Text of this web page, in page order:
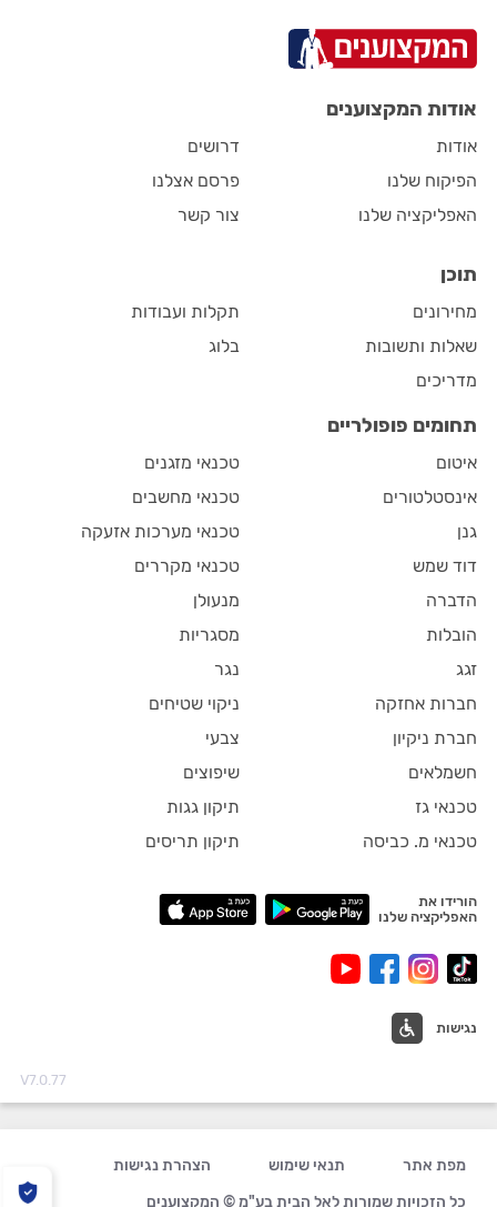
אודות המקצוענים
אודות
הפיקוח שלנו
האפליקציה שלנו
דרושים
פרסם אצלנו
צור קשר
תוכן
מחירונים
שאלות ותשובות
מדריכים
תקלות ועבודות
בלוג
תחומים פופולריים
איטום
אינסטלטורים
גנן
דוד שמש
הדברה
הובלות
זגג
חברות אחזקה
חברת ניקיון
חשמלאים
טכנאי גז
טכנאי מ. כביסה
טכנאי מזגנים
טכנאי מחשבים
טכנאי מערכות אזעקה
טכנאי מקררים
מנעולן
מסגריות
נגר
ניקוי שטיחים
צבעי
שיפוצים
תיקון גגות
תיקון תריסים
הורידו את
האפליקציה שלנו
נגישות
V7.0.77
מפת אתר תנאי שימוש
הצהרת נגישות
כל הזכויות שמורות לאל הבית בע"מ © המקצוענים